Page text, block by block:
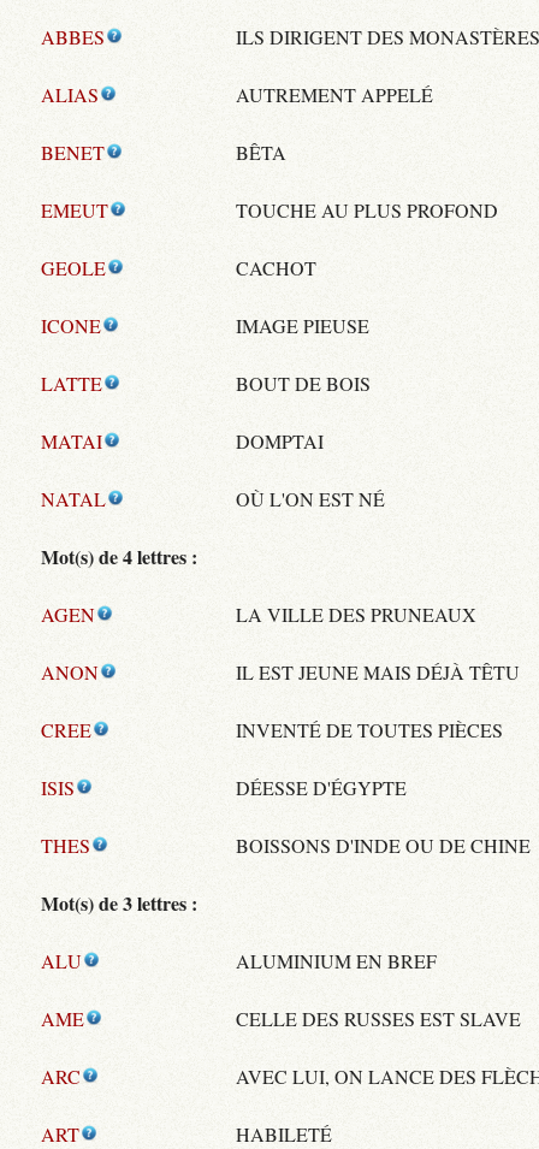
ABBES ILS DIRIGENT DES
ALIAS AUTREMENT APPELÉ
BENET BÊTA
EMEUT TOUCHE AU PLUS PROFOND
GEOLE CACHOT
ICONE IMAGE PIEUSE
LATTE BOUT DE BOIS
MATAI DOMPTAI
NATAL OÙ L'ON EST NÉ
Mot(s) de 4 lettres :
AGEN LA VILLE DES PRUNEAUX
ANON IL EST JEUNE MAIS DÉJÀ TÊTU
CREE INVENTÉ DE TOUTES PIÈCES
ISIS DÉESSE D'ÉGYPTE
THES BOISSONS D'INDE OU DE CHINE
Mot(s) de 3 lettres :
ALU ALUMINIUM EN BREF
AME CELLE DES RUSSES EST SLAVE
ARC AVEC LUI, ON LANCE DES
ART HABILETÉ